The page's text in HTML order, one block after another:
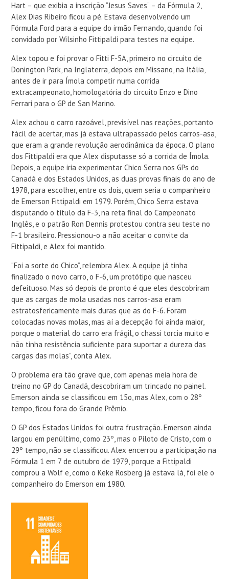
Hart – que exibia a inscrição “Jesus Saves” – da Fórmula 2,
Alex Dias Ribeiro ficou a pé. Estava desenvolvendo um
Fórmula Ford para a equipe do irmão Fernando, quando foi
convidado por Wilsinho Fittipaldi para testes na equipe.
Alex topou e foi provar o Fitti F-5A, primeiro no circuito de
Donington Park, na Inglaterra, depois em Missano, na Itália,
antes de ir para Ímola competir numa corrida
extracampeonato, homologatória do circuito Enzo e Dino
Ferrari para o GP de San Marino.
Alex achou o carro razoável, previsível nas reações, portanto
fácil de acertar, mas já estava ultrapassado pelos carros-asa,
que eram a grande revolução aerodinâmica da época. O plano
dos Fittipaldi era que Alex disputasse só a corrida de Ímola.
Depois, a equipe iria experimentar Chico Serra nos GPs do
Canadá e dos Estados Unidos, as duas provas finais do ano de
1978, para escolher, entre os dois, quem seria o companheiro
de Emerson Fittipaldi em 1979. Porém, Chico Serra estava
disputando o título da F-3, na reta final do Campeonato
Inglês, e o patrão Ron Dennis protestou contra seu teste no
F-1 brasileiro. Pressionou-o a não aceitar o convite da
Fittipaldi, e Alex foi mantido.
“Foi a sorte do Chico”, relembra Alex. A equipe já tinha
finalizado o novo carro, o F-6, um protótipo que nasceu
defeituoso. Mas só depois de pronto é que eles descobriram
que as cargas de mola usadas nos carros-asa eram
estratosfericamente mais duras que as do F-6. Foram
colocadas novas molas, mas aí a decepção foi ainda maior,
porque o material do carro era frágil, o chassi torcia muito e
não tinha resistência suficiente para suportar a dureza das
cargas das molas”, conta Alex.
O problema era tão grave que, com apenas meia hora de
treino no GP do Canadá, descobriram um trincado no painel.
Emerson ainda se classificou em 15o, mas Alex, com o 28º
tempo, ficou fora do Grande Prêmio.
O GP dos Estados Unidos foi outra frustração. Emerson ainda
largou em penúltimo, como 23º, mas o Piloto de Cristo, com o
29º tempo, não se classificou. Alex encerrou a participação na
Fórmula 1 em 7 de outubro de 1979, porque a Fittipaldi
comprou a Wolf e, como o Keke Rosberg já estava lá, foi ele o
companheiro do Emerson em 1980.